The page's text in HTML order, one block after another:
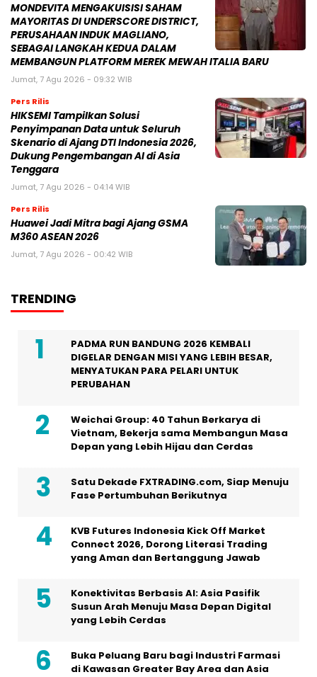
MONDEVITA MENGAKUISISI SAHAM
MAYORITAS DI UNDERSCORE DISTRICT,
PERUSAHAAN INDUK MAGLIANO,
SEBAGAI LANGKAH KEDUA DALAM
MEMBANGUN PLATFORM MEREK MEWAH ITALIA BARU
Jumat, 7 Agu 2026 - 09:32 WIB
Pers Rilis
HIKSEMI Tampilkan Solusi
Penyimpanan Data untuk Seluruh
Skenario di Ajang DTI Indonesia 2026,
Dukung Pengembangan AI di Asia
Tenggara
Jumat, 7 Agu 2026 - 04:14 WIB
Pers Rilis
Huawei Jadi Mitra bagi Ajang GSMA
M360 ASEAN 2026
Jumat, 7 Agu 2026 - 00:42 WIB
TRENDING
PADMA RUN BANDUNG 2026 KEMBALI
DIGELAR DENGAN MISI YANG LEBIH BESAR,
MENYATUKAN PARA PELARI UNTUK
PERUBAHAN
Weichai Group: 40 Tahun Berkarya di
Vietnam, Bekerja sama Membangun Masa
Depan yang Lebih Hijau dan Cerdas
Satu Dekade FXTRADING.com, Siap Menuju
Fase Pertumbuhan Berikutnya
KVB Futures Indonesia Kick Off Market
Connect 2026, Dorong Literasi Trading
yang Aman dan Bertanggung Jawab
Konektivitas Berbasis AI: Asia Pasifik
Susun Arah Menuju Masa Depan Digital
yang Lebih Cerdas
Buka Peluang Baru bagi Industri Farmasi
di Kawasan Greater Bay Area dan Asia